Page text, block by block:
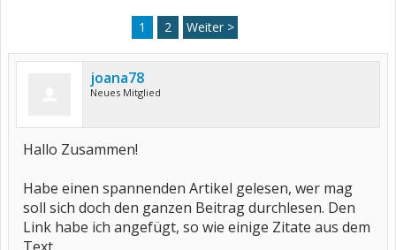
1 2 Weiter >
joana78
Neues Mitglied
Hallo Zusammen!
Habe einen spannenden Artikel gelesen, wer mag
soll sich doch den ganzen Beitrag durchlesen. Den
Link habe ich angefügt, so wie einige Zitate aus dem